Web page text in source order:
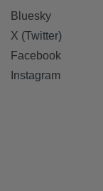
Bluesky
X (Twitter)
Facebook
Instagram